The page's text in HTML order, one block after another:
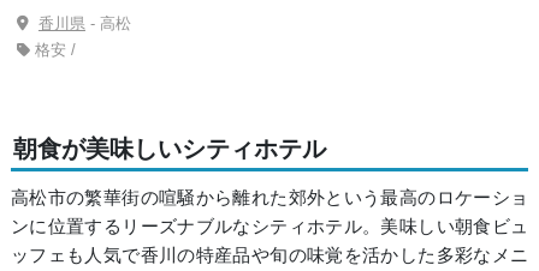
香川県- 高松
格安 /
朝食が美味しいシティホテル
高松市の繁華街の喧騒から離れた郊外という最高のロケーショ
ンに位置するリーズナブルなシティホテル。美味しい朝食ビュ
ッフェも人気で香川の特産品や旬の味覚を活かした多彩なメニ